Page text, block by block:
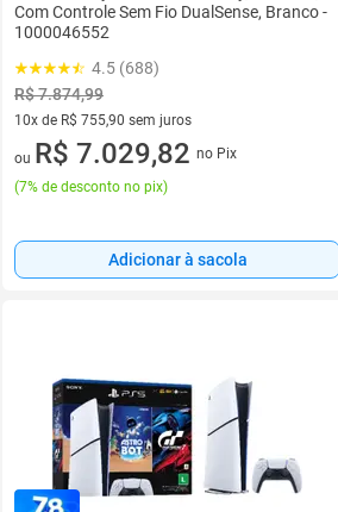
Com Controle Sem Fio DualSense, Branco -
1000046552
4.5 (688)
R$ 7.874,99
10x de R$ 755,90 sem juros
10 vez de R$ 755,90 sem juros
ou R$ 7.029,82 no Pix
(7% de desconto no pix)
Adicionar à sacola